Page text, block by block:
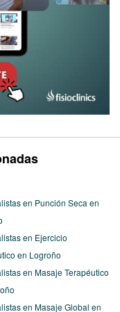
en Punción Seca en
en Ejercicio
en Logroño
en Masaje Terapéutico
en Masaje Global en